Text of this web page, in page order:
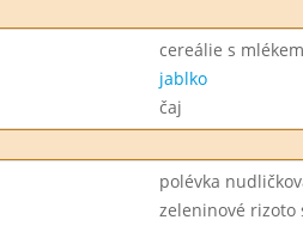
cereálie s mlékem
jablko
čaj
polévka
zeleninové rizoto